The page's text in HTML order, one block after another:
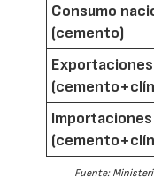
Consumo
(cemento)
Exportaciones
Importaciones
Fuente: